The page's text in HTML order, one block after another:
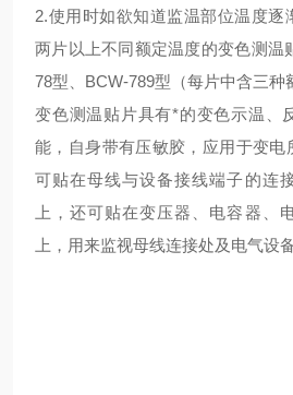
2.使用时如欲知道监温部位温度逐
两片以上不同额定温度的变色测温
78型、BCW-789型（每片中含三种
变色测温贴片具有*的变色示温、
能，自身带有压敏胶，应用于变电
可贴在母线与设备接线端子的连
上，还可贴在变压器、电容器、
上，用来监视母线连接处及电气设